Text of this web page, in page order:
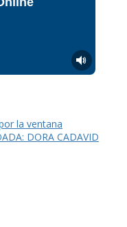
la ventana
DORA CADAVID